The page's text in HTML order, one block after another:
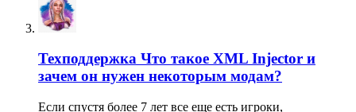
Техподдержка Что такое XML Injector и
зачем он нужен некоторым модам?
Если спустя более 7 лет все еще есть игроки,